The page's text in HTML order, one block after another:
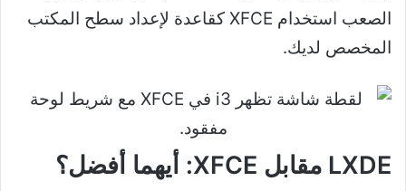
الصعب استخدام XFCE كقاعدة لإعداد سطح المكتب
المخصص لديك.
LXDE مقابل XFCE: أيهما أفضل؟